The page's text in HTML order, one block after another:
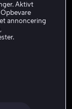
Aktivt
annoncering